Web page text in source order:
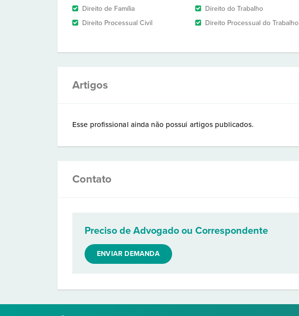
Direito de Família
Direito do Trabalho
Direito Processual Civil
Direito Processual do Trabalho
Artigos
Esse profissional ainda não possui artigos publicados.
Contato
Preciso de Advogado ou Correspondente
ENVIAR DEMANDA